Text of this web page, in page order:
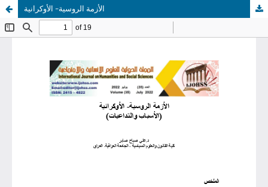
الأزمة الروسية- الأوكرانية